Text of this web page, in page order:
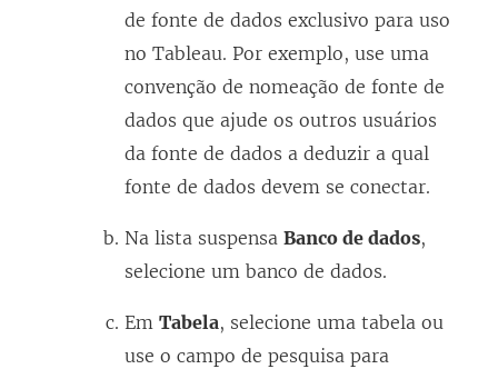
de fonte de dados exclusivo para uso
no Tableau. Por exemplo, use uma
convenção de nomeação de fonte de
dados que ajude os outros usuários
da fonte de dados a deduzir a qual
fonte de dados devem se conectar.
Na lista suspensa Banco de dados,
selecione um banco de dados.
Em Tabela, selecione uma tabela ou
use o campo de pesquisa para